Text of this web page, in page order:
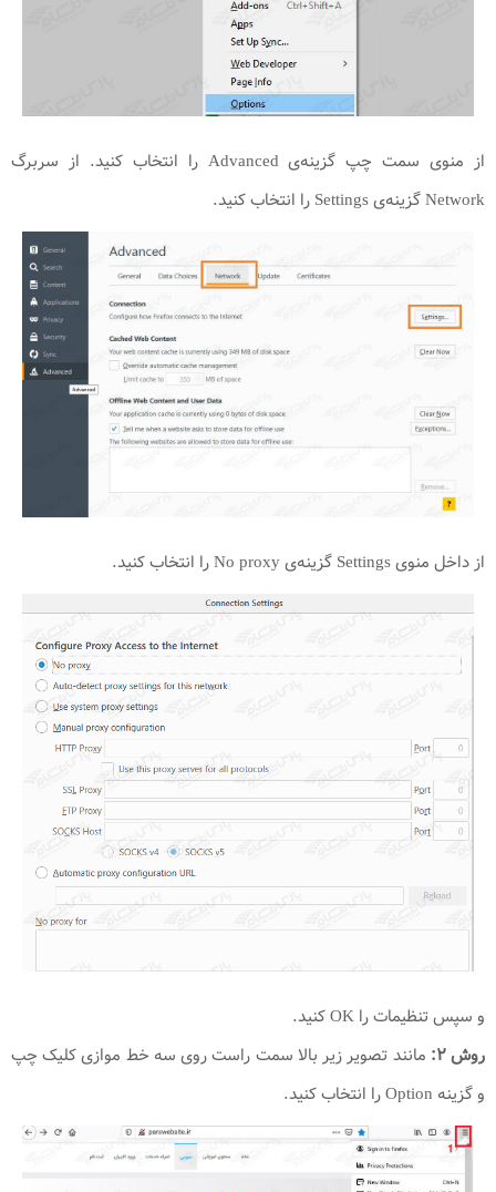
از منوی سمت چپ گزینه‌ی Advanced را انتخاب کنید. از سربرگ
Network گزینه‌ی Settings را انتخاب کنید.
از داخل منوی Settings گزینه‌ی No proxy را انتخاب کنید.
و سپس تنظیمات را OK کنید.
روش ۲:
مانند تصویر زیر بالا سمت راست روی سه خط موازی کلیک چپ
و گزینه Option را انتخاب کنید.